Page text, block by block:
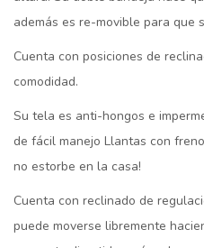
además es re-movible para que
Cuenta con posiciones de
comodidad.
Su tela es anti-hongos e
de fácil manejo Llantas con
no estorbe en la casa!
Cuenta con reclinado de
puede moverse libremente